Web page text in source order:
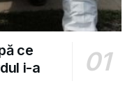
ce
i-a